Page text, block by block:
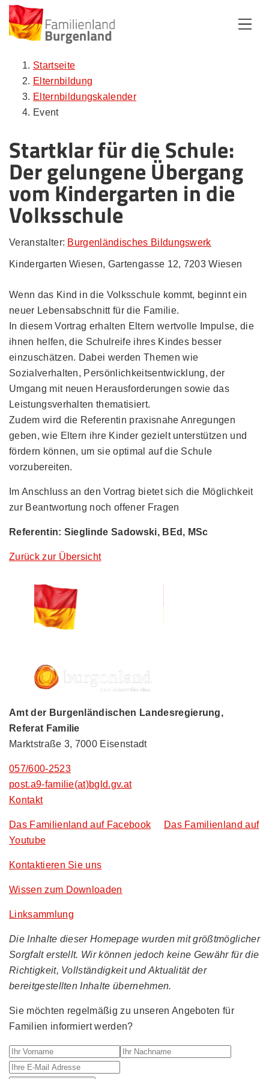
Startseite
Elternbildung
Elternbildungskalender
Event
Startklar für die Schule:
Der gelungene Übergang
vom Kindergarten in die
Volksschule
Veranstalter: Burgenländisches Bildungswerk
Kindergarten Wiesen, Gartengasse 12, 7203 Wiesen
Wenn das Kind in die Volksschule kommt, beginnt ein
neuer Lebensabschnitt für die Familie.
In diesem Vortrag erhalten Eltern wertvolle Impulse, die
ihnen helfen, die Schulreife ihres Kindes besser
einzuschätzen. Dabei werden Themen wie
Sozialverhalten, Persönlichkeitsentwicklung, der
Umgang mit neuen Herausforderungen sowie das
Leistungsverhalten thematisiert.
Zudem wird die Referentin praxisnahe Anregungen
geben, wie Eltern ihre Kinder gezielt unterstützen und
fördern können, um sie optimal auf die Schule
vorzubereiten.
Im Anschluss an den Vortrag bietet sich die Möglichkeit
zur Beantwortung noch offener Fragen
Referentin: Sieglinde Sadowski, BEd, MSc
Zurück zur Übersicht
Amt der Burgenländischen Landesregierung,
Referat Familie
Marktstraße 3, 7000 Eisenstadt
057/600-2523
post.a9-familie(at)bgld.gv.at
Kontakt
Das Familienland auf Facebook
Das Familienland auf
Youtube
Kontaktieren Sie uns
Wissen zum Downloaden
Linksammlung
Die Inhalte dieser Homepage wurden mit größtmöglicher
Sorgfalt erstellt. Wir können jedoch keine Gewähr für die
Richtigkeit, Vollständigkeit und Aktualität der
bereitgestellten Inhalte übernehmen.
Sie möchten regelmäßig zu unseren Angeboten für
Familien informiert werden?
Ihr Vorname Ihr Nachname